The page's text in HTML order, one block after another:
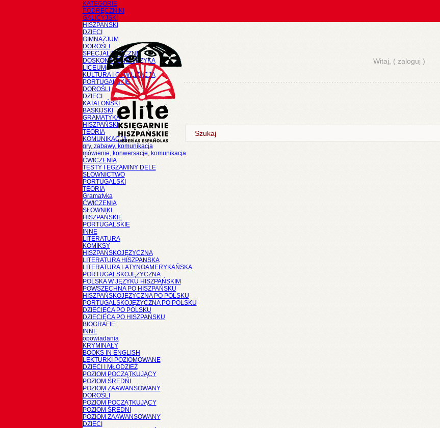
KATEGORIE
PODRĘCZNIKI
GALICYJSKI
HISZPAŃSKI
DZIECI
GIMNAZJUM
DOROŚLI
SPECJALISTYCZNE
DOSKONALENIE JĘZYKA
LICEUM
KULTURA I CYWILIZACJA
PORTUGALSKIE
DOROŚLI
DZIECI
KATALOŃSKI
BASKIJSKI
GRAMATYKA
HISZPAŃSKI
TEORIA
KOMUNIKACJA
gry, zabawy, komunikacja
mówienie, konwersacje, komunikacja
ĆWICZENIA
TESTY I EGZAMINY DELE
SŁOWNICTWO
PORTUGALSKI
TEORIA
Gramatyka
ĆWICZENIA
SŁOWNIKI
HISZPAŃSKIE
PORTUGALSKIE
INNE
LITERATURA
KOMIKSY
HISZPAŃSKOJĘZYCZNA
LITERATURA HISZPANSKA
LITERATURA LATYNOAMERYKAŃSKA
PORTUGALSKOJĘZYCZNA
POLSKA W JĘZYKU HISZPAŃSKIM
POWSZECHNA PO HISZPAŃSKU
HISZPAŃSKOJĘZYCZNA PO POLSKU
PORTUGALSKOJĘZYCZNA PO POLSKU
DZIECIĘCA PO POLSKU
DZIECIĘCA PO HISZPAŃSKU
BIOGRAFIE
INNE
opowiadania
KRYMINAŁY
BOOKS IN ENGLISH
LEKTURKI POZIOMOWANE
DZIECI I MŁODZIEŻ
POZIOM POCZĄTKUJĄCY
POZIOM ŚREDNI
POZIOM ZAAWANSOWANY
DOROŚLI
POZIOM POCZĄTKUJĄCY
POZIOM ŚREDNI
POZIOM ZAAWANSOWANY
DZIECI
Witaj, ( zaloguj )